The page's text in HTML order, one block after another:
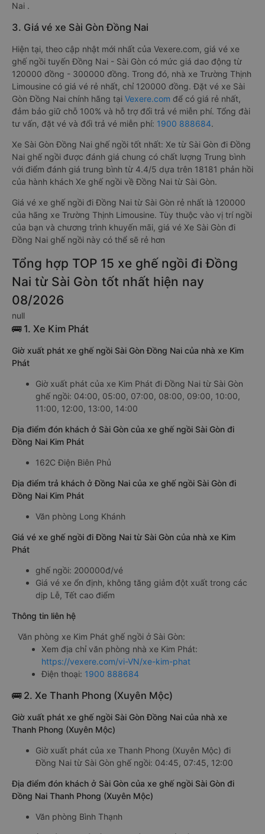
Nai .
3. Giá vé xe Sài Gòn Đồng Nai
Hiện tại, theo cập nhật mới nhất của Vexere.com, giá vé xe
ghế ngồi tuyến Đồng Nai - Sài Gòn có mức giá dao động từ
120000 đồng - 300000 đồng. Trong đó, nhà xe Trường Thịnh
Limousine có giá vé rẻ nhất, chỉ 120000 đồng. Đặt vé xe Sài
Gòn Đồng Nai chính hãng tại Vexere.com để có giá rẻ nhất,
đảm bảo giữ chỗ 100% và hỗ trợ đổi trả vé miễn phí. Tổng đài
tư vấn, đặt vé và đổi trả vé miễn phí: 1900 888684.
Xe Sài Gòn Đồng Nai ghế ngồi tốt nhất: Xe từ Sài Gòn đi Đồng
Nai ghế ngồi được đánh giá chung có chất lượng Trung bình
với điểm đánh giá trung bình từ 4.4/5 dựa trên 18181 phản hồi
của hành khách Xe ghế ngồi về Đồng Nai từ Sài Gòn.
Giá vé xe ghế ngồi đi Đồng Nai từ Sài Gòn rẻ nhất là 120000
của hãng xe Trường Thịnh Limousine. Tùy thuộc vào vị trí ngồi
của bạn và chương trình khuyến mãi, giá vé Xe Sài Gòn đi
Đồng Nai ghế ngồi này có thể sẽ rẻ hơn
Tổng hợp TOP 15 xe ghế ngồi đi Đồng
Nai từ Sài Gòn tốt nhất hiện nay
08/2026
null
🚌 1. Xe Kim Phát
Giờ xuất phát xe ghế ngồi Sài Gòn Đồng Nai của nhà xe Kim
Phát
Giờ xuất phát của xe Kim Phát đi Đồng Nai từ Sài Gòn
ghế ngồi: 04:00, 05:00, 07:00, 08:00, 09:00, 10:00,
11:00, 12:00, 13:00, 14:00
Địa điểm đón khách ở Sài Gòn của xe ghế ngồi Sài Gòn đi
Đồng Nai Kim Phát
162C Điện Biên Phủ
Địa điểm trả khách ở Đồng Nai của xe ghế ngồi Sài Gòn đi
Đồng Nai Kim Phát
Văn phòng Long Khánh
Giá vé xe ghế ngồi đi Đồng Nai từ Sài Gòn của nhà xe Kim
Phát
ghế ngồi: 200000đ/vé
Giá vé xe ổn định, không tăng giảm đột xuất trong các
dịp Lễ, Tết cao điểm
Thông tin liên hệ
Văn phòng xe Kim Phát ghế ngồi ở Sài Gòn:
Xem địa chỉ văn phòng nhà xe Kim Phát:
https://vexere.com/vi-VN/xe-kim-phat
Điện thoại: 1900 888684
🚌 2. Xe Thanh Phong (Xuyên Mộc)
Giờ xuất phát xe ghế ngồi Sài Gòn Đồng Nai của nhà xe
Thanh Phong (Xuyên Mộc)
Giờ xuất phát của xe Thanh Phong (Xuyên Mộc) đi
Đồng Nai từ Sài Gòn ghế ngồi: 04:45, 07:45, 12:00
Địa điểm đón khách ở Sài Gòn của xe ghế ngồi Sài Gòn đi
Đồng Nai Thanh Phong (Xuyên Mộc)
Văn phòng Bình Thạnh